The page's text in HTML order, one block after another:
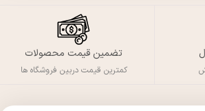
تضمین قیمت محصولات
کمترین قیمت دربین فروشگاه ها